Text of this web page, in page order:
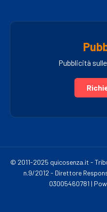
Pubblicità
© 2011-2025 quicosenza.it -
n.9/2012 - Direttore
03005460781 |